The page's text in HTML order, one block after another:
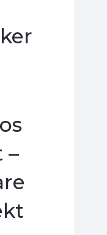
–